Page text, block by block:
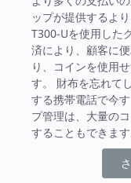
ップが提供するよ
T300-Uを使用した
済により、顧客に
り、コインを使用
す。 財布を忘れて
する携帯電話で今
プ管理は、大量の
することもできます